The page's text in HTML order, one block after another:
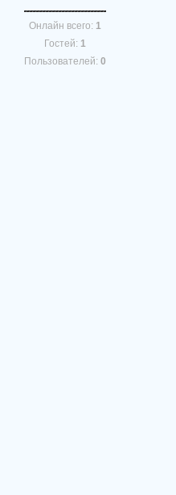
Онлайн всего: 1
Гостей: 1
Пользователей: 0